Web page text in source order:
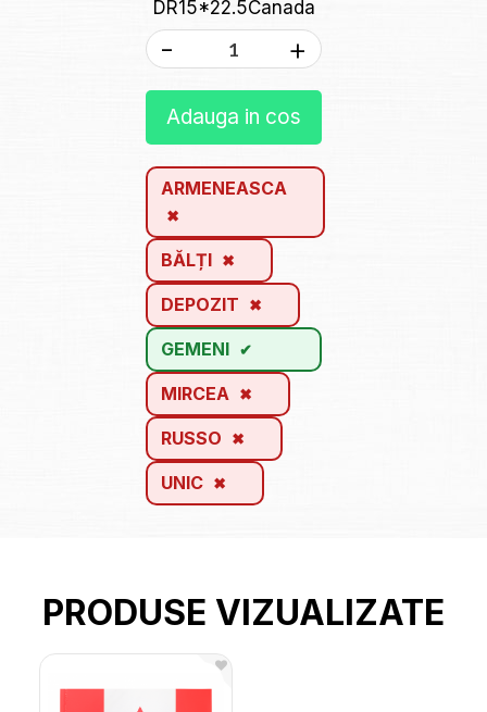
DR15*22.5Canada
- +
Adauga in cos
ARMENEASCA
BĂLȚI
DEPOZIT
GEMENI
MIRCEA
RUSSO
UNIC
PRODUSE VIZUALIZATE